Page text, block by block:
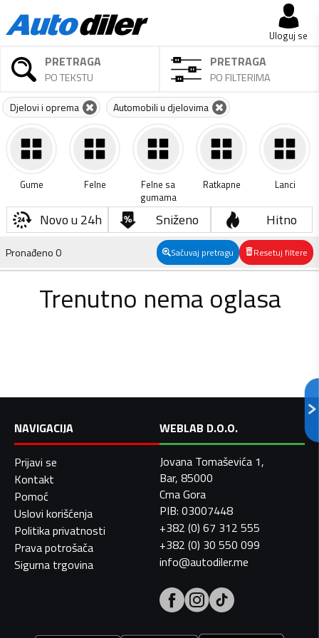
Uloguj se
PRETRAGA
PO TEKSTU
PRETRAGA
PO FILTERIMA
Djelovi i oprema Automobili u djelovima
Gume Felne
Felne sa
gumama
Ratkapne Lanci
Novo u 24h Sniženo Hitno
Pronađeno0 Sačuvaj pretragu Resetuj filtere
Trenutno nema oglasa
NAVIGACIJA
Prijavi se
Kontakt
Pomoć
Uslovi korišćenja
Politika privatnosti
Prava potrošača
Sigurna trgovina
WEBLAB D.O.O.
Jovana Tomaševića 1,
Bar, 85000
Crna Gora
PIB: 03007448
+382 (0) 67 312 555
+382 (0) 30 550 099
info@autodiler.me